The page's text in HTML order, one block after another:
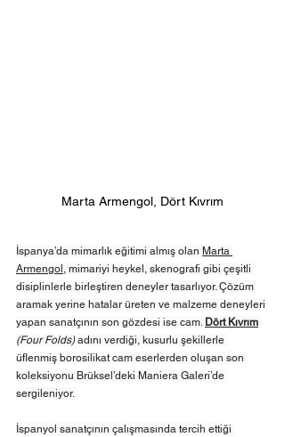
Marta Armengol, Dört Kıvrım
İspanya’da mimarlık eğitimi almış olan Marta
Armengol, mimariyi heykel, skenografi gibi çeşitli
disiplinlerle birleştiren deneyler tasarlıyor. Çözüm
aramak yerine hatalar üreten ve malzeme deneyleri
yapan sanatçının son gözdesi ise cam. Dört Kıvrım
(Four Folds) adını verdiği, kusurlu şekillerle
üflenmiş borosilikat cam eserlerden oluşan son
koleksiyonu Brüksel’deki Maniera Galeri’de
sergileniyor.
İspanyol sanatçının çalışmasında tercih ettiği